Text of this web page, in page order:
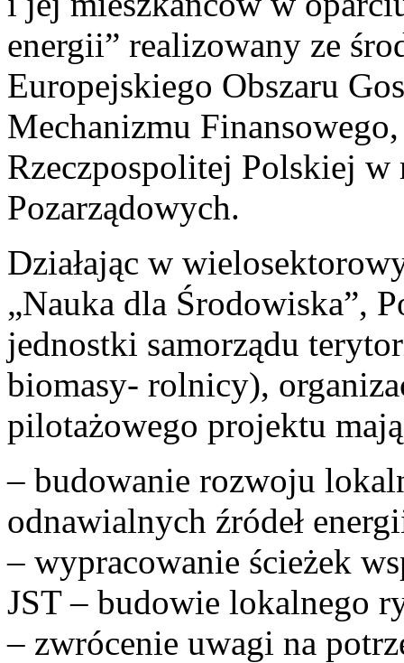
energii” realizowany ze
Europejskiego Obszaru
Mechanizmu
Rzeczpospolitej Polskiej w
Pozarządowych.
Działając w
„Nauka dla Środowiska”,
jednostki samorządu
biomasy- rolnicy),
pilotażowego projektu
– budowanie rozwoju
odnawialnych źródeł
– wypracowanie ścieżek
JST – budowie lokalnego
– zwrócenie uwagi na